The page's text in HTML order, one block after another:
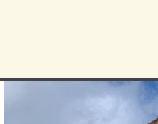
Asociación